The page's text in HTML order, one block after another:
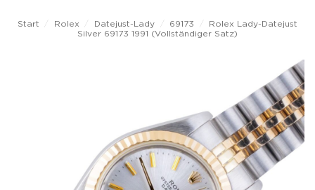
Start Rolex Datejust-Lady 69173
Rolex Lady-Datejust
Silver 69173 1991 (Vollständiger Satz)
Add to
wishlist